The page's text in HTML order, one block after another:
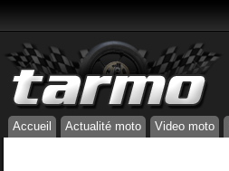
Accueil Actualité moto Video moto